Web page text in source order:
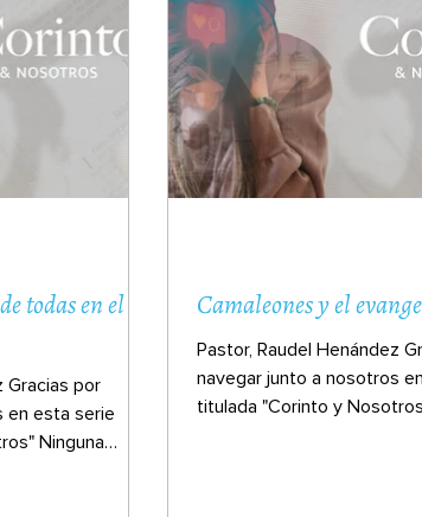
El Libro de Juan Hebreos once El
todas en el
Gracias por
en esta serie
Ninguna
Camaleones y el
Pastor, Raudel Henández
navegar junto a nosotros
titulada "Corinto y